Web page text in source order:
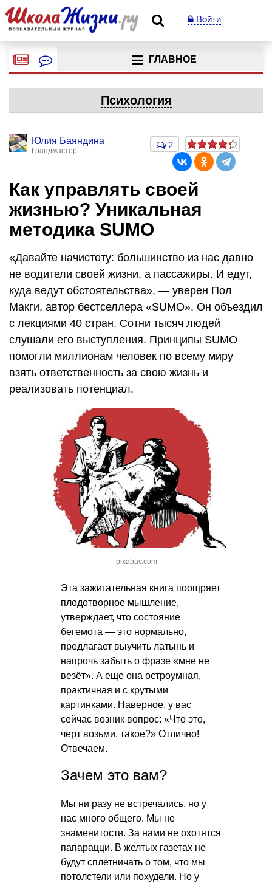
Войти
ГЛАВНОЕ
Психология
Юлия Баяндина
Грандмастер
2
Как управлять своей
жизнью? Уникальная
методика SUMO
«Давайте начистоту: большинство из нас давно
не водители своей жизни, а пассажиры. И едут,
куда ведут обстоятельства», — уверен Пол
Макги, автор бестселлера «SUMO». Он объездил
с лекциями 40 стран. Сотни тысяч людей
слушали его выступления. Принципы SUMO
помогли миллионам человек по всему миру
взять ответственность за свою жизнь и
реализовать потенциал.
pixabay.com
Эта зажигательная книга поощряет
плодотворное мышление,
утверждает, что состояние
бегемота — это нормально,
предлагает выучить латынь и
напрочь забыть о фразе «мне не
везёт». А еще она остроумная,
практичная и с крутыми
картинками. Наверное, у вас
сейчас возник вопрос: «Что это,
черт возьми, такое?» Отлично!
Отвечаем.
Зачем это вам?
Мы ни разу не встречались, но у
нас много общего. Мы не
знаменитости. За нами не охотятся
папарацци. В желтых газетах не
будут сплетничать о том, что мы
потолстели или похудели. Но у